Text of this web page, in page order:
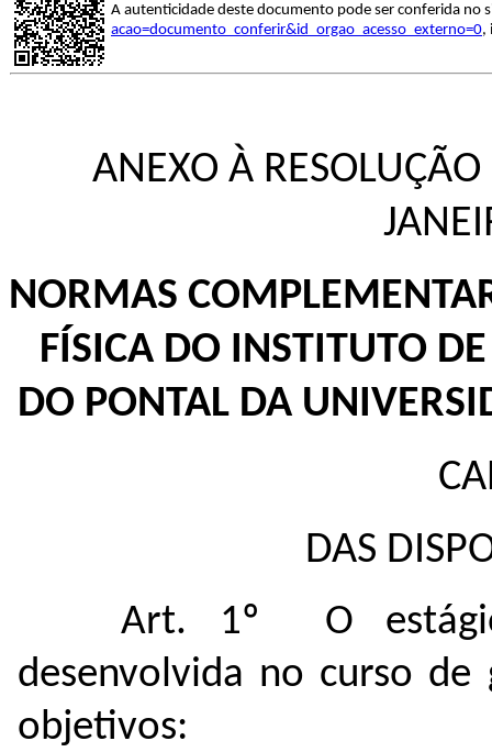
A autenticidade deste documento pode ser conferida no
acao=documento_conferir&id_orgao_acesso_externo=0,
ANEXO À
NORMAS
FÍSICA DO INSTITUTO
DO PONTAL DA
DAS
Art. 1º O
desenvolvida no curso
objetivos: